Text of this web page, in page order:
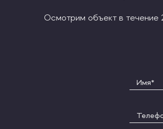
Осмотрим объект в течение